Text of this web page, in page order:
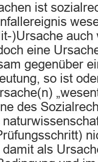
ist
)Ursache
eine
gegenüber
so ist
des
als